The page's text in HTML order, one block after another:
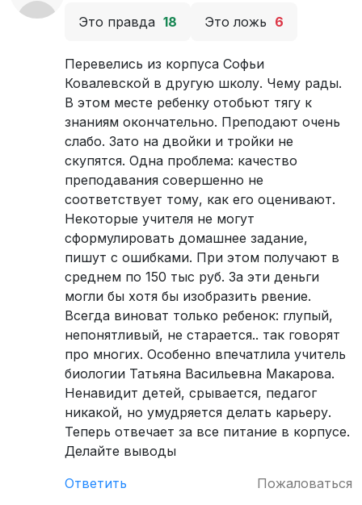
Это правда 18 Это ложь 6
Перевелись из корпуса Софьи
Ковалевской в другую школу. Чему рады.
В этом месте ребенку отобьют тягу к
знаниям окончательно. Преподают очень
слабо. Зато на двойки и тройки не
скупятся. Одна проблема: качество
преподавания совершенно не
соответствует тому, как его оценивают.
Некоторые учителя не могут
сформулировать домашнее задание,
пишут с ошибками. При этом получают в
среднем по 150 тыс руб. За эти деньги
могли бы хотя бы изобразить рвение.
Всегда виноват только ребенок: глупый,
непонятливый, не старается.. так говорят
про многих. Особенно впечатлила учитель
биологии Татьяна Васильевна Макарова.
Ненавидит детей, срывается, педагог
никакой, но умудряется делать карьеру.
Теперь отвечает за все питание в корпусе.
Делайте выводы
Ответить
Пожаловаться